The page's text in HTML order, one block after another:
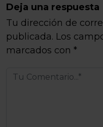
Deja una respuesta
Tu dirección de
publicada. Los
marcados con *